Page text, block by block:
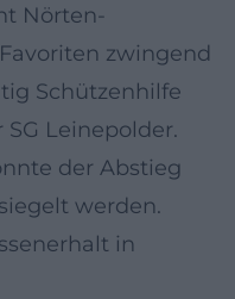
Nörten-
zwingend
Schützenhilfe
Leinepolder.
der Abstieg
werden.
in